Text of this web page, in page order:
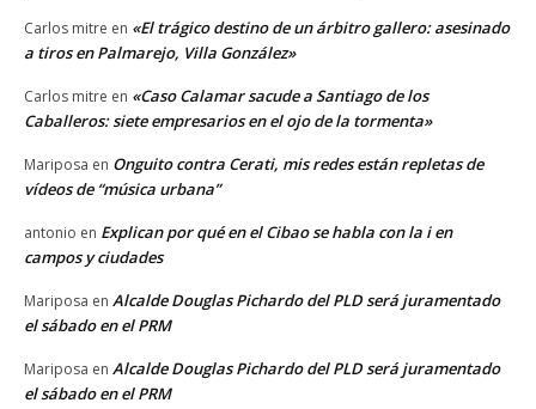
Carlos mitre en «El trágico destino de un árbitro gallero: asesinado
a tiros en Palmarejo, Villa González»
Carlos mitre en «Caso Calamar sacude a Santiago de los
Caballeros: siete empresarios en el ojo de la tormenta»
Mariposa en Onguito contra Cerati, mis redes están repletas de
vídeos de “música urbana”
antonio en Explican por qué en el Cibao se habla con la i en
campos y ciudades
Mariposa en Alcalde Douglas Pichardo del PLD será juramentado
el sábado en el PRM
Mariposa en Alcalde Douglas Pichardo del PLD será juramentado
el sábado en el PRM